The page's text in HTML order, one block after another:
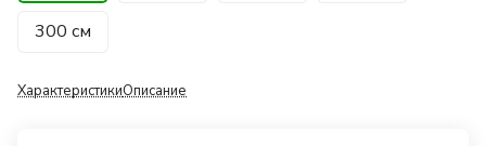
300 см
ХарактеристикиОписание